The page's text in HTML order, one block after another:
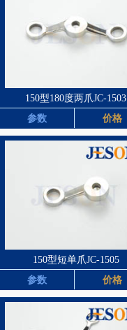
150型180度两爪JC-1503
参数
价格
150型短单爪JC-1505
参数
价格